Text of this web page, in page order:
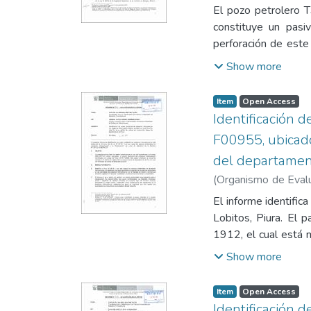
Pasivos
Subdirección de
Hidrocarburos
El pozo petrolero
constituye un
perforación de
2014, se
hidrocarburos en el
Calidad Ambiental
ambiente se
identificación de
Monitoreo de
PERUPETRO), 7.
Show more
Item Open Access
Identificación
F00955,
del
(Organismo de
Subdirección de
Hidrocarburos
El informe
Lobitos, Piura. El
1912, el cual está
fue registrado con
suelo impregnado
los Estándares de
Show more
Item Open Access